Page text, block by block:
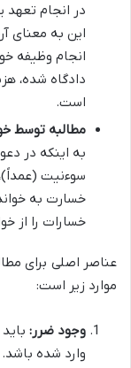
در انجام تعهد
این به معنای
انجام وظیفه
دادگاه شده،
است.
مطالبه توسط
به اینکه در
سوءنیت
خسارت به
خسارات را از
عناصر اصلی برای
موارد زیر است:
وجود ضرر:
وارد شده باشد.